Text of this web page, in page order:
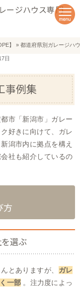
ージハウス専門
】 » 都道府県別ガレージハ
日
事例集
市「新潟市」ガレー
好きに向けて、ガレ
潟市内に拠点を構え
社も紹介しているの
方
選ぶ
とありますが、 ガレ
一部 。注力度によっ